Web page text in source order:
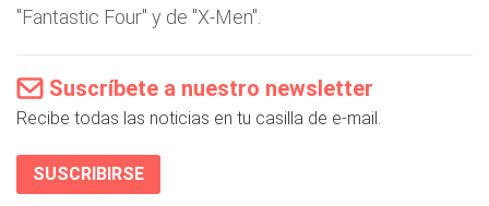
"Fantastic Four" y de "X-Men".
Suscríbete a nuestro newsletter
Recibe todas las noticias en tu casilla de e-mail.
SUSCRIBIRSE